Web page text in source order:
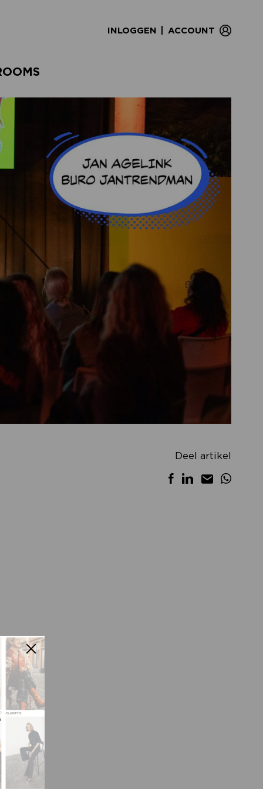
INLOGGEN ACCOUNT
Deel artikel